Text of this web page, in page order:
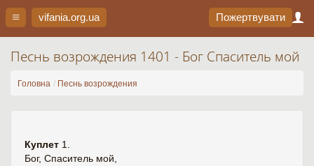
vifania.org.ua Пожертвувати
Песнь возрождения 1401 - Бог Спаситель мой
Головна Песнь возрождения
Куплет 1.
Бог, Спаситель мой,